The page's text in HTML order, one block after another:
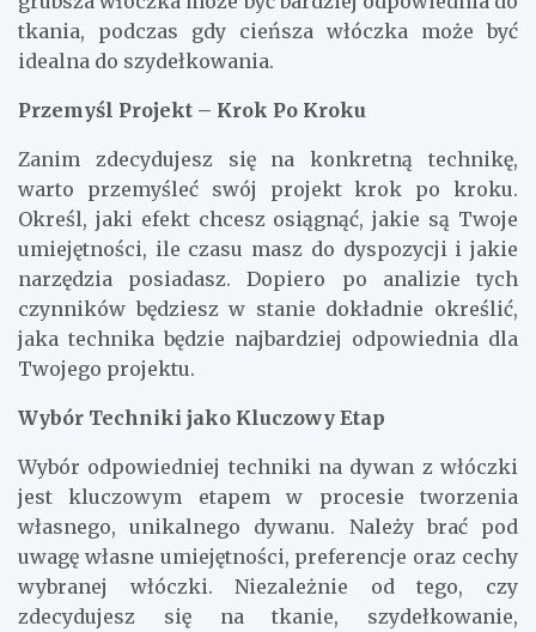
tkania, podczas gdy cieńsza włóczka może być
idealna do szydełkowania.
Przemyśl Projekt – Krok Po Kroku
Zanim zdecydujesz się na konkretną technikę,
warto przemyśleć swój projekt krok po kroku.
Określ, jaki efekt chcesz osiągnąć, jakie są Twoje
umiejętności, ile czasu masz do dyspozycji i jakie
narzędzia posiadasz. Dopiero po analizie tych
czynników będziesz w stanie dokładnie określić,
jaka technika będzie najbardziej odpowiednia dla
Twojego projektu.
Wybór Techniki jako Kluczowy Etap
Wybór odpowiedniej techniki na dywan z włóczki
jest kluczowym etapem w procesie tworzenia
własnego, unikalnego dywanu. Należy brać pod
uwagę własne umiejętności, preferencje oraz cechy
wybranej włóczki. Niezależnie od tego, czy
zdecydujesz się na tkanie, szydełkowanie,